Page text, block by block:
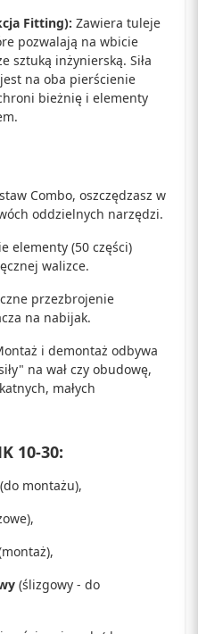
Fitting): Zawiera tuleje
pozwalają na wbicie
sztuką inżynierską. Siła
na oba pierścienie
bieżnię i elementy
Combo, oszczędzasz w
oddzielnych narzędzi.
elementy (50 części)
walizce.
przezbrojenie
na nabijak.
i demontaż odbywa
na wał czy obudowę,
małych
10-30:
(do montażu),
(ślizgowy - do